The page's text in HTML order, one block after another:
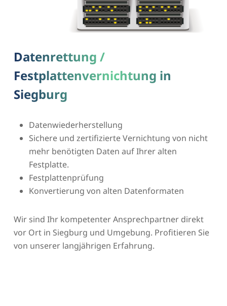
Datenrettung /
Festplattenvernichtung in
Siegburg
Datenwiederherstellung
Sichere und zertifizierte Vernichtung von nicht
mehr benötigten Daten auf Ihrer alten
Festplatte.
Festplattenprüfung
Konvertierung von alten Datenformaten
Wir sind Ihr kompetenter Ansprechpartner direkt
vor Ort in Siegburg und Umgebung. Profitieren Sie
von unserer langjährigen Erfahrung.